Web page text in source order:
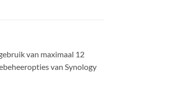
van maximaal 12
van Synology